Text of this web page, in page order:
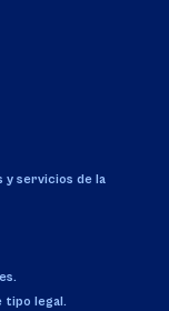
servicios de la
tipo legal.